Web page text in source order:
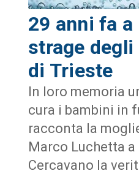
29 anni fa
strage
di Trieste
In loro memoria
cura i bambini in
racconta la
Marco Luchetta a
Cercavano la